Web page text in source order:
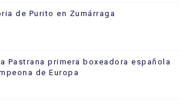
de Purito en Zumárraga
Pastrana primera boxeadora española
de Europa